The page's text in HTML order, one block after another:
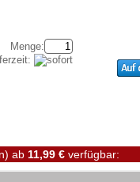
Menge:
ab 11,99 € verfügbar: